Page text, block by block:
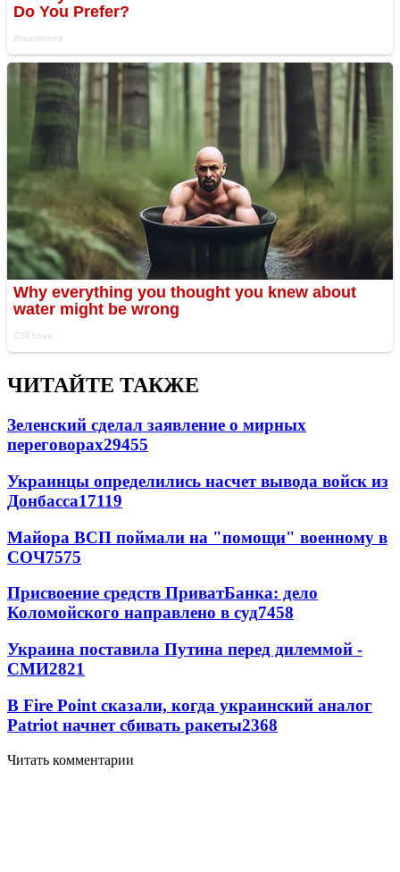
ЧИТАЙТЕ ТАКЖЕ
Зеленский сделал заявление о мирных
переговорах29455
Украинцы определились насчет вывода войск из
Донбасса17119
Майора ВСП поймали на "помощи" военному в
СОЧ7575
Присвоение средств ПриватБанка: дело
Коломойского направлено в суд7458
Украина поставила Путина перед дилеммой -
СМИ2821
В Fire Point сказали, когда украинский аналог
Patriot начнет сбивать ракеты2368
Читать комментарии